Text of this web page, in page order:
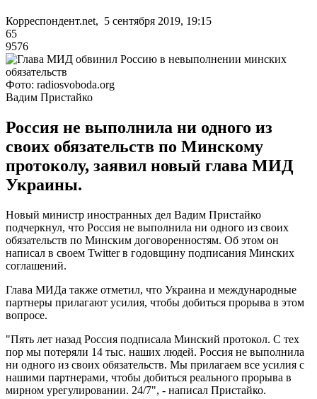
Корреспондент.net, 5 сентября 2019, 19:15
65
9576
Фото: radiosvoboda.org
Вадим Пристайко
Россия не выполнила ни одного из
своих обязательств по Минскому
протоколу, заявил новый глава МИД
Украины.
Новый министр иностранных дел Вадим Пристайко
подчеркнул, что Россия не выполнила ни одного из своих
обязательств по Минским договоренностям. Об этом он
написал в своем Twitter в годовщину подписания Минских
соглашений.
Глава МИДа также отметил, что Украина и международные
партнеры прилагают усилия, чтобы добиться прорыва в этом
вопросе.
"Пять лет назад Россия подписала Минский протокол. С тех
пор мы потеряли 14 тыс. наших людей. Россия не выполнила
ни одного из своих обязательств. Мы прилагаем все усилия с
нашими партнерами, чтобы добиться реального прорыва в
мирном урегулировании. 24/7", - написал Пристайко.